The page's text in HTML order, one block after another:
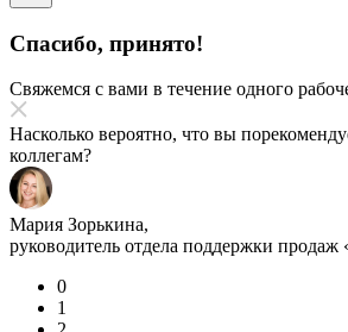
Спасибо, принято!
Свяжемся с вами в течение одного
Насколько вероятно, что вы
коллегам?
Мария Зорькина,
руководитель отдела поддержки
0
1